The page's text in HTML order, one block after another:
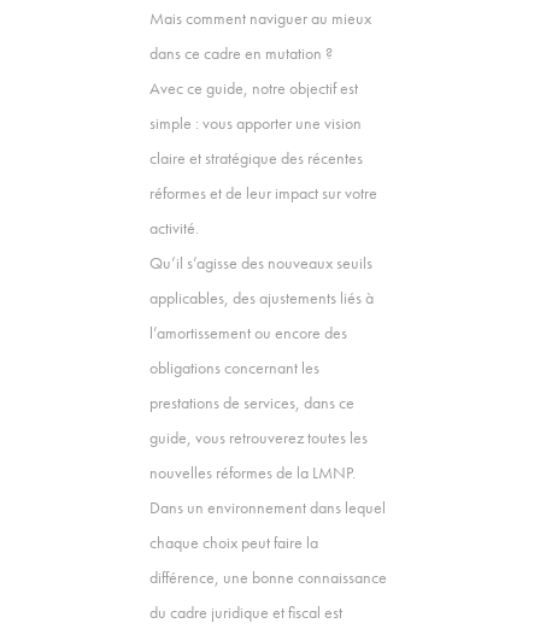
Mais comment naviguer au mieux
dans ce cadre en mutation ?
Avec ce guide, notre objectif est
simple : vous apporter une vision
claire et stratégique des récentes
réformes et de leur impact sur votre
activité.
Qu’il s’agisse des nouveaux seuils
applicables, des ajustements liés à
l’amortissement ou encore des
obligations concernant les
prestations de services, dans ce
guide, vous retrouverez toutes les
nouvelles réformes de la LMNP.
Dans un environnement dans lequel
chaque choix peut faire la
différence, une bonne connaissance
du cadre juridique et fiscal est